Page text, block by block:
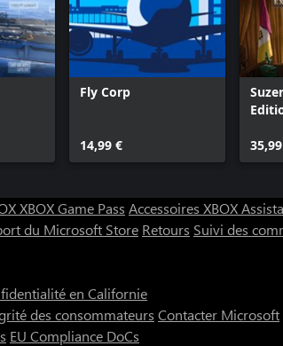
Fly Corp
14,99 €
XBOX Game Pass Accessoires XBOX
du Microsoft Store Retours Suivi des
en Californie
des consommateurs Contacter Microsoft
EU Compliance DoCs